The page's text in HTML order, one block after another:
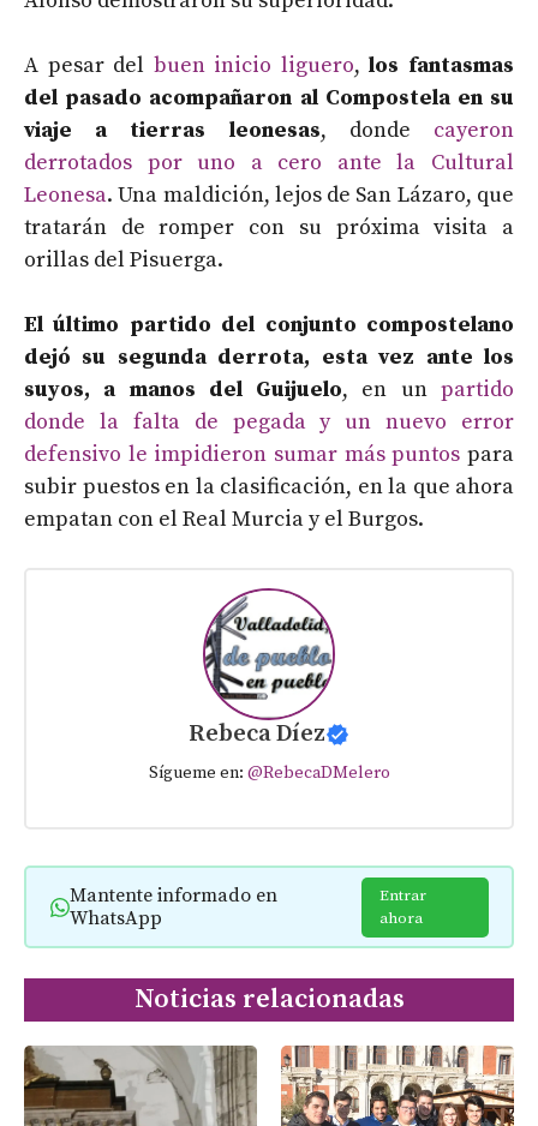
A pesar del buen inicio liguero,los fantasmas
del pasado acompañaron al Compostela en su
viaje a tierras leonesas, donde cayeron
derrotados por uno a cero ante la Cultural
Leonesa. Una maldición, lejos de San Lázaro, que
tratarán de romper con su próxima visita a
orillas del Pisuerga.
El último partido del conjunto compostelano
dejó su segunda derrota, esta vez ante los
suyos, a manos del Guijuelo, en unpartido
donde la falta de pegada y un nuevo error
defensivo le impidieron sumar más puntos para
subir puestos en la clasificación, en la que ahora
empatan con el Real Murcia y el Burgos.
Rebeca Díez
Sígueme en: @RebecaDMelero
Mantente informado en
WhatsApp
Entrar
ahora
Noticias relacionadas